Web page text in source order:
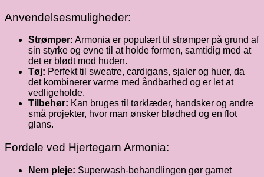
Anvendelsesmuligheder:
Strømper: Armonia er populært til strømper på grund af
sin styrke og evne til at holde formen, samtidig med at
det er blødt mod huden.
Tøj: Perfekt til sweatre, cardigans, sjaler og huer, da
det kombinerer varme med åndbarhed og er let at
vedligeholde.
Tilbehør: Kan bruges til tørklæder, handsker og andre
små projekter, hvor man ønsker blødhed og en flot
glans.
Fordele ved Hjertegarn Armonia:
Nem pleje: Superwash-behandlingen gør garnet